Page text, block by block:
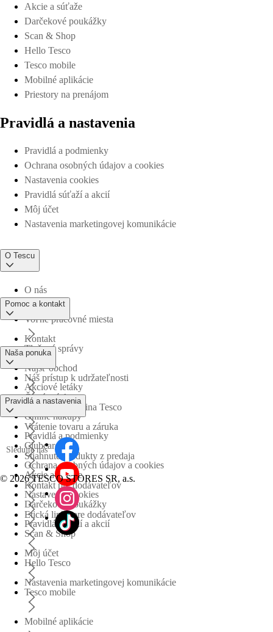
Akcie a súťaže
Darčekové poukážky
Scan & Shop
Hello Tesco
Tesco mobile
Mobilné aplikácie
Priestory na prenájom
Pravidlá a nastavenia
Pravidlá a podmienky
Ochrana osobných údajov a cookies
Nastavenia cookies
Pravidlá súťaží a akcií
Môj účet
Nastavenia marketingovej komunikácie
O Tescu
O nás
Voľné pracovné miesta
Tlačové správy
Náš prístup k udržateľnosti
Obchodná skupina Tesco
Pomoc a kontakt
Kontakt
Nájsť obchod
Časté otázky
Vrátenie tovaru a záruka
Stiahnuté produkty z predaja
Kontakt pre dodávateľov
Etická linka pre dodávateľov
Naša ponuka
Akciové letáky
Online nákupy
Clubcard
Akcie a súťaže
Darčekové poukážky
Scan & Shop
Hello Tesco
Tesco mobile
Mobilné aplikácie
Pravidlá a nastavenia
Pravidlá a podmienky
Ochrana osobných údajov a cookies
Nastavenia cookies
Pravidlá súťaží a akcií
Môj účet
Nastavenia marketingovej komunikácie
Sledujte nás
© 2026 TESCO STORES SR, a.s.